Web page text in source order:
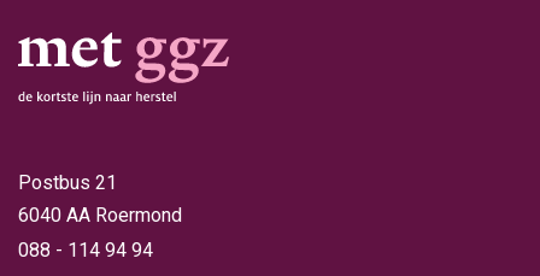
Postbus 21
6040 AA Roermond
088 - 114 94 94